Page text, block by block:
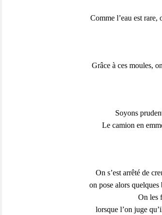
Comme l’eau est rare,
Grâce à ces moules,
Soyons
Le camion en
On s’est arrêté de
on pose alors quelques
On les
lorsque l’on juge